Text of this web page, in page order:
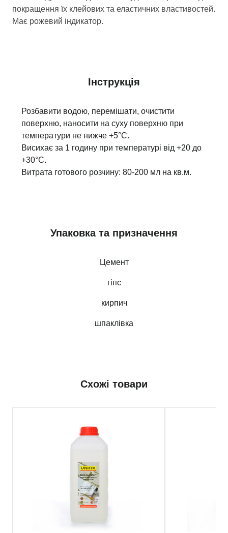
покращення їх клейових та еластичних властивостей.
Має рожевий індикатор.
Інструкція
Розбавити водою, перемішати, очистити
поверхню, наносити на суху поверхню при
температури не нижче +5°С.
Висихає за 1 годину при температурі від +20 до
+30°С.
Витрата готового розчину: 80-200 мл на кв.м.
Упаковка та призначення
Цемент
гіпс
кирпич
шпаклівка
Схожі товари